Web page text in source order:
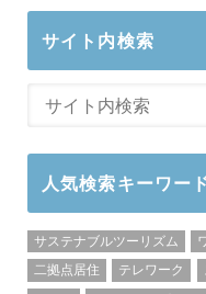
サイト内検索
人気検索キーワー
サステナブルツーリズム
二拠点居住
テレワーク